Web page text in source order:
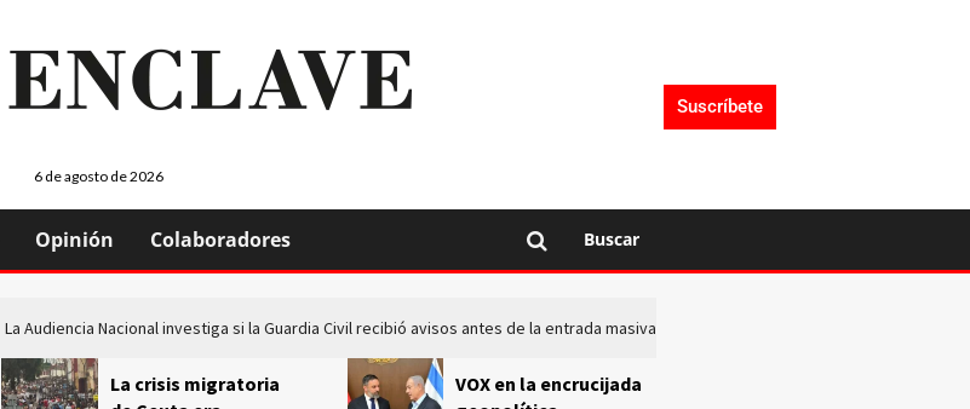
6 de agosto de 2026
Suscríbete
Opinión Colaboradores Buscar
La Audiencia Nacional investiga si la Guardia Civil recibió avisos antes de la entrada masiva de inmigrantes en Ceuta
La crisis migratoria
VOX en la encrucijada